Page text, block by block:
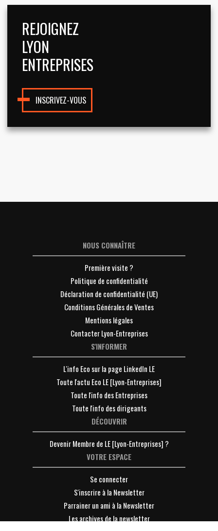
REJOIGNEZ
LYON
ENTREPRISES
INSCRIVEZ-VOUS
NOUS CONNAÎTRE
Première visite ?
Politique de confidentialité
Déclaration de confidentialité (UE)
Conditions Générales de Ventes
Mentions légales
Contacter Lyon-Entreprises
S'INFORMER
L'info Eco sur la page LinkedIn LE
Toute l'actu Eco LE [Lyon-Entreprises]
Toute l'info des Entreprises
Toute l'info des dirigeants
DÉCOUVRIR
Devenir Membre de LE [Lyon-Entreprises] ?
VOTRE ESPACE
Se connecter
S'inscrire à la Newsletter
Parrainer un ami à la Newsletter
Les archives de la newsletter